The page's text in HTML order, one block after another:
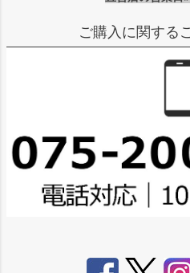
ご購入に関する